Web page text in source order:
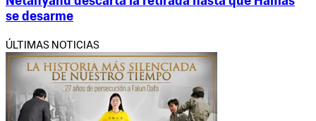
se desarme
ÚLTIMAS NOTICIAS